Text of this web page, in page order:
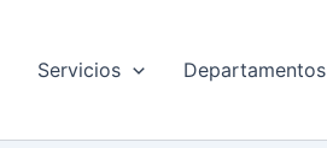
Servicios Departamentos